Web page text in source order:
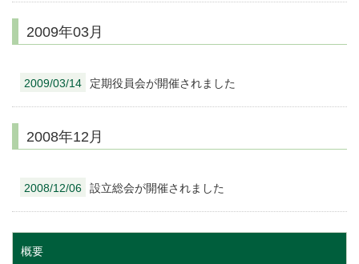
2009年03月
2009/03/14 定期役員会が開催されました
2008年12月
2008/12/06 設立総会が開催されました
概要